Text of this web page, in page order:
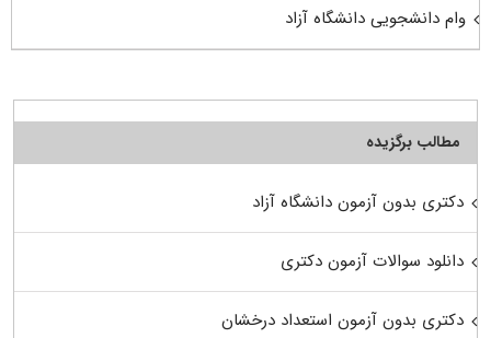
وام دانشجویی دانشگاه آزاد
مطالب برگزیده
دکتری بدون آزمون دانشگاه آزاد
دانلود سوالات آزمون دکتری
دکتری بدون آزمون استعداد درخشان